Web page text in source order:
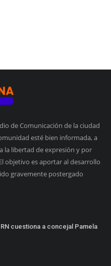
de Comunicación de la ciudad
esté bien informada, a
la libertad de expresión y por
objetivo es aportar al desarrollo
gravemente postergado
cuestiona a concejal Pamela